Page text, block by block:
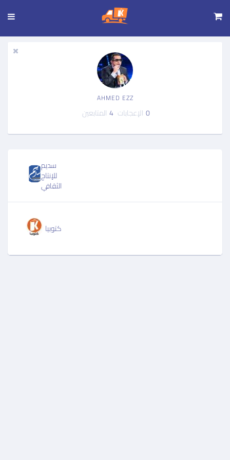
إلى
الرئيسي
AHMED EZZ
0 الإعجابات 4 المتابعين
سديم
للإنتاج
الثقافي
كتوبيا